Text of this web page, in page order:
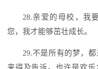
28.亲爱的母校，我
您，我才能够茁壮成长。
29.不是所有的梦，
来得及告诉。也许是欢